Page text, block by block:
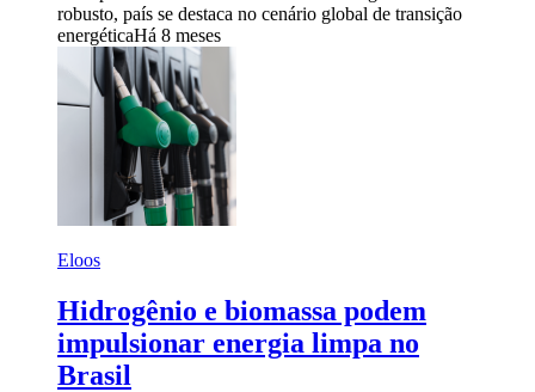
robusto, país se destaca no cenário global de transição
energéticaHá 8 meses
Eloos
Hidrogênio e biomassa podem
impulsionar energia limpa no
Brasil